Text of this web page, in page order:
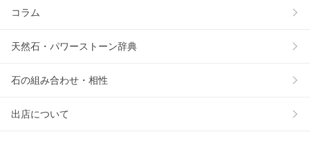
コラム
天然石・パワーストーン辞典
石の組み合わせ・相性
出店について